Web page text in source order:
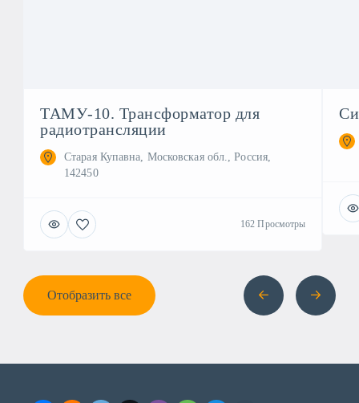
ТАМУ-10. Трансформатор для
радиотрансляции
Старая Купавна, Московская обл., Россия,
142450
162 Просмотры
Отобразить все